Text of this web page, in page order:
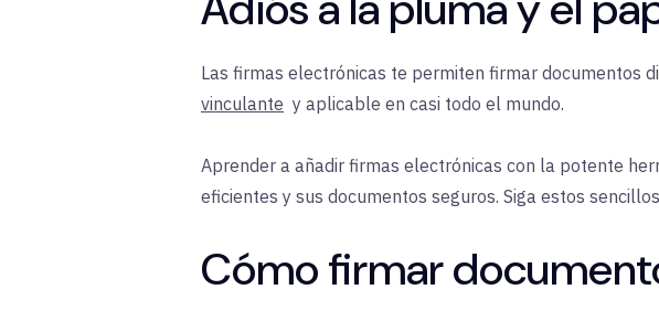
Las firmas electrónicas te permiten firmar documentos
vinculante y aplicable en casi todo el mundo.
Aprender a añadir firmas electrónicas con la potente
eficientes y sus documentos seguros. Siga estos
Cómo firmar